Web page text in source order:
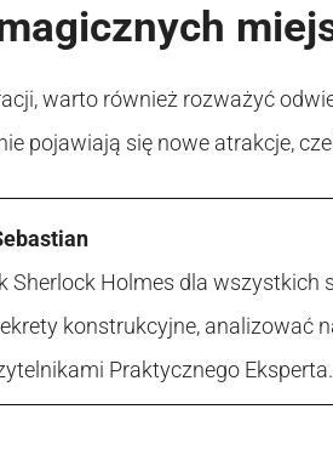
warto również rozważyć
pojawiają się nowe atrakcje,
Sherlock Holmes dla
konstrukcyjne, analizować
Praktycznego Eksperta.